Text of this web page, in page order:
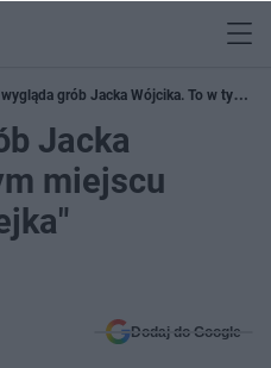
wygląda grób Jacka Wójcika. To w tym
Jacka
miejscu
Dodaj do Google